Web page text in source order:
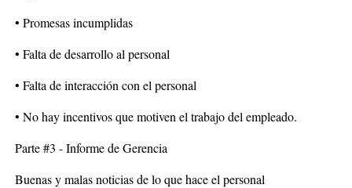
• Promesas incumplidas
• Falta de desarrollo al personal
• Falta de interacción con el personal
• No hay incentivos que motiven el trabajo del empleado.
Parte #3 - Informe de Gerencia
Buenas y malas noticias de lo que hace el personal